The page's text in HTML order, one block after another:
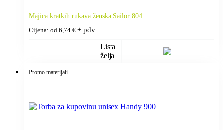
Majica kratkih rukava ženska Sailor 804
Cijena: od 6,74 € + pdv
Lista
želja
Promo materijali